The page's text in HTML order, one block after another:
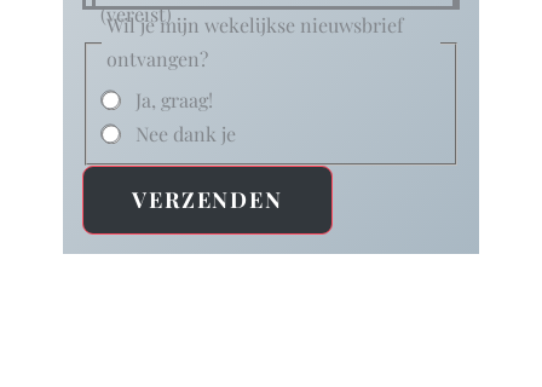
(vereist)
Wil je mijn wekelijkse nieuwsbrief
ontvangen?
Ja, graag!
Nee dank je
VERZENDEN